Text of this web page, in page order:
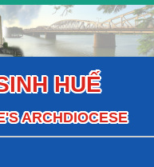
HUẾ
ARCHDIOCESE